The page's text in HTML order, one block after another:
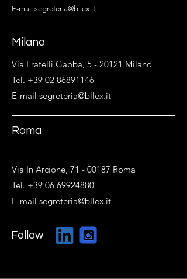
E-mail segreteria@bllex.it
Milano
Via Fratelli Gabba, 5 - 20121 Milano
Tel. +39 02 86891146
E-mail segreteria@bllex.it
Roma
Via In Arcione, 71 - 00187 Roma
Tel. +39 06 69924880
E-mail segreteria@bllex.it
Follow